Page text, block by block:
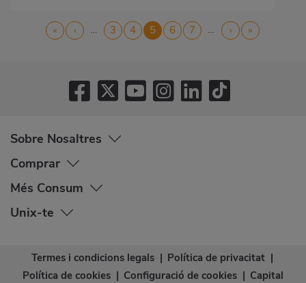
Pagination
First
page
«
Previous
page
‹ … Page
3 Page
4
Current
page
5 Page
6 Page
7 …
Next
page
›
Last
page
»
Sobre Nosaltres
Comprar
Més Consum
Unix-te
Termes i condicions legals | Política de privacitat |
Política de cookies | Configuració de cookies | Capital